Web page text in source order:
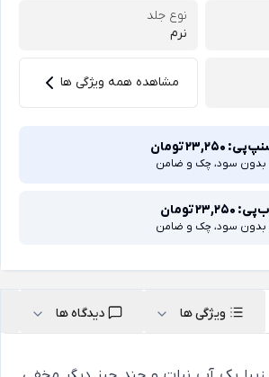
نوع جلد
نرم
مشاهده همه ویژگی ها
23,250تومان
23,250تومان
ویژگی ها دیدگاه ها